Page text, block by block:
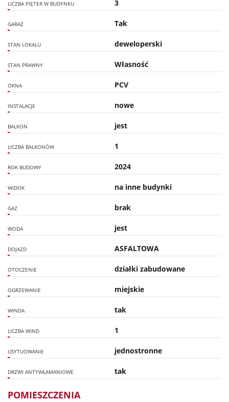
LICZBA PIĘTER W BUDYNKU 3
GARAŻ Tak
STAN LOKALU deweloperski
STAN PRAWNY Własność
OKNA PCV
INSTALACJE nowe
BALKON jest
LICZBA BALKONÓW 1
ROK BUDOWY 2024
WIDOK na inne budynki
GAZ brak
WODA jest
DOJAZD ASFALTOWA
OTOCZENIE działki zabudowane
OGRZEWANIE miejskie
WINDA tak
LICZBA WIND 1
USYTUOWANIE jednostronne
DRZWI ANTYWŁAMANIOWE tak
POMIESZCZENIA